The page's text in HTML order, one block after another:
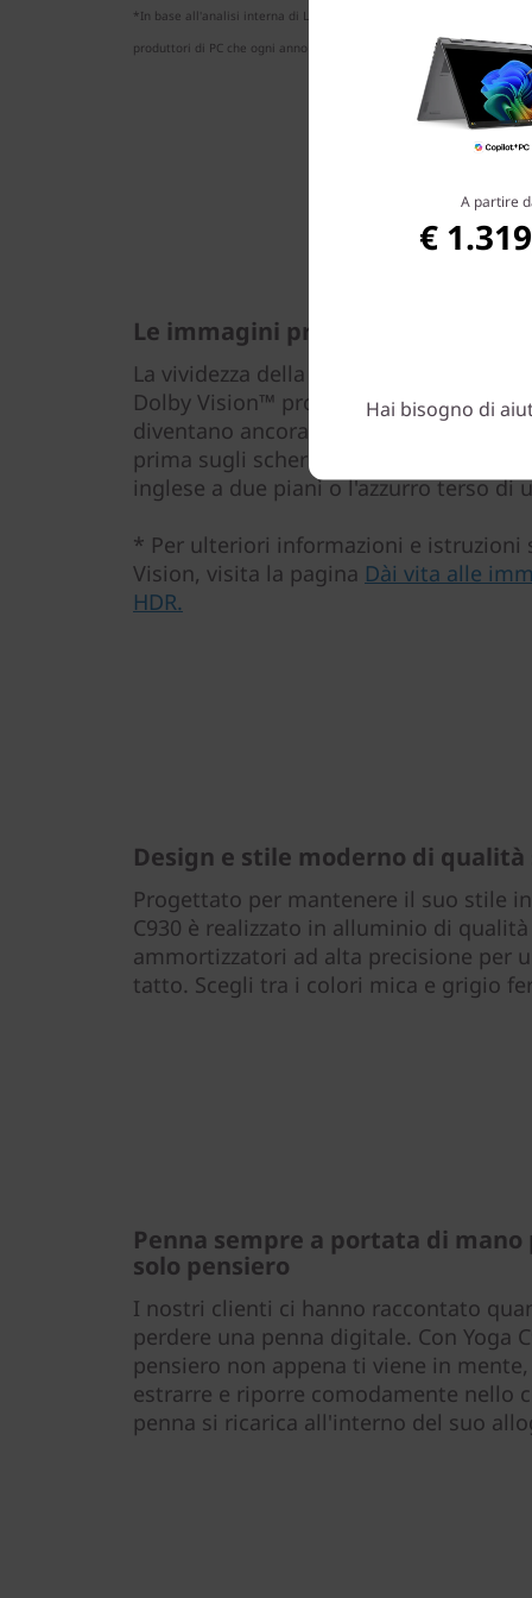
*In base all'analisi interna di Lenovo del 1 agosto 2018 sui notebook
produttori di PC che ogni anno forniscono più di 1 milione di unità in
Le immagini prendono vita
La vividezza della risoluzione fino a 4K
Dolby Vision™ produce immagini
diventano ancora più vivaci, i neri più
prima sugli schermi standard: l'esatto
inglese a due piani o l'azzurro terso di
* Per ulteriori informazioni e istruzioni
Vision, visita la pagina Dài vita alle
HDR.
Design e stile moderno di
Progettato per mantenere il suo stile
C930 è realizzato in alluminio di
ammortizzatori ad alta precisione per
tatto. Scegli tra i colori mica e grigio
Penna sempre a portata di
solo pensiero
I nostri clienti ci hanno raccontato
perdere una penna digitale. Con Yoga
pensiero non appena ti viene in
estrarre e riporre comodamente nello
penna si ricarica all'interno del suo
A partire
€
Hai bisogno di